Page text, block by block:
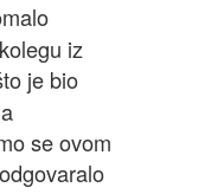
iz
je bio
se ovom